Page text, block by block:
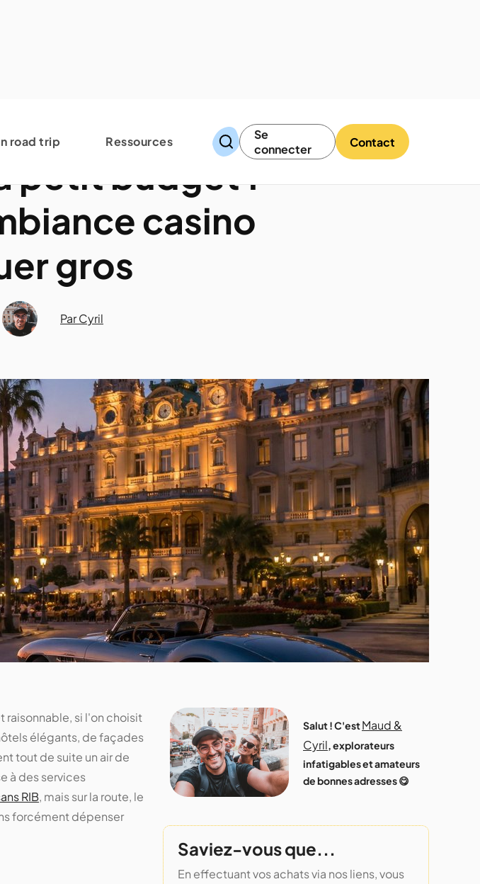
road trip Ressources
Se
connecter
Contact
petit budget :
casino
gros
Par Cyril
raisonnable, si l'on choisit
élégants, de façades
tout de suite un air de
à des services
RIB, mais sur la route, le
forcément dépenser
Salut ! C'estMaud &
Cyril, explorateurs
infatigables et amateurs
de bonnes adresses 😋
Saviez-vous que...
En effectuant vos achats via nos liens, vous